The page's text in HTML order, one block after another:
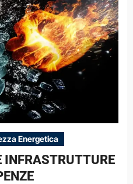
Energetica
INFRASTRUTTURE